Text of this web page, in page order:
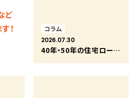
ど
！
コラム
2026.07.30
40年・50年の住宅ローンは何歳まで組める？超長期返済のメリットと注意点